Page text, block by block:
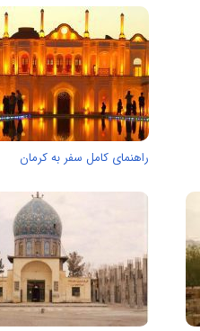
راهنمای کامل سفر به کرمان